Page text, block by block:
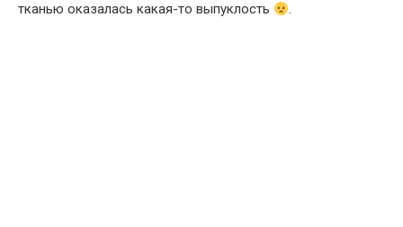
тканью оказалась какая-то выпуклость
.